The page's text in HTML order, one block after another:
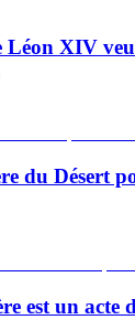
Léon XIV
du Désert
est un acte